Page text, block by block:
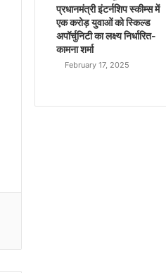
प्रधानमंत्री इंटर्नशिप स्कीम्स में
एक करोड़ युवाओं को स्किल्ड
अपॉर्चुनिटी का लक्ष्य निर्धारित-
कामना शर्मा
February 17, 2025